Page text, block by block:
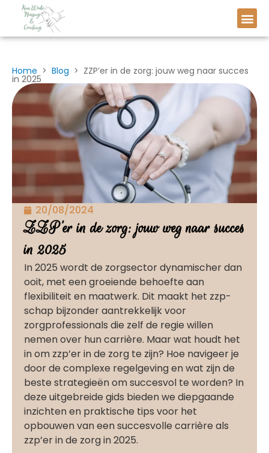
Home > Blog > ZZP’er in de zorg: jouw weg naar succes
in 2025
20/08/2024
ZZP’er in de zorg: jouw weg naar succes
in 2025
In 2025 wordt de zorgsector dynamischer dan
ooit, met een groeiende behoefte aan
flexibiliteit en maatwerk. Dit maakt het zzp-
schap bijzonder aantrekkelijk voor
zorgprofessionals die zelf de regie willen
nemen over hun carrière. Maar wat houdt het
in om zzp’er in de zorg te zijn? Hoe navigeer je
door de complexe regelgeving en wat zijn de
beste strategieën om succesvol te worden? In
deze uitgebreide gids bieden we diepgaande
inzichten en praktische tips voor het
opbouwen van een succesvolle carrière als
zzp’er in de zorg in 2025.